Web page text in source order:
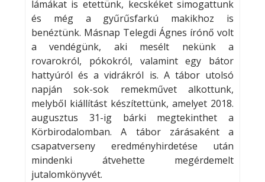
lámákat is etettünk, kecskéket simogattunk
és még a gyűrűsfarkú makikhoz is
benéztünk. Másnap Telegdi Ágnes írónő volt
a vendégünk, aki mesélt nekünk a
rovarokról, pókokról, valamint egy bátor
hattyúról és a vidrákról is. A tábor utolsó
napján sok-sok remekművet alkottunk,
melyből kiállítást készítettünk, amelyet 2018.
augusztus 31-ig bárki megtekinthet a
Körbirodalomban. A tábor zárásaként a
csapatverseny eredményhirdetése után
mindenki átvehette megérdemelt
jutalomkönyvét.